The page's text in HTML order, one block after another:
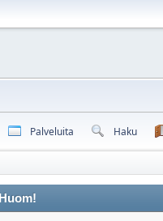
Palveluita Haku
Huom!